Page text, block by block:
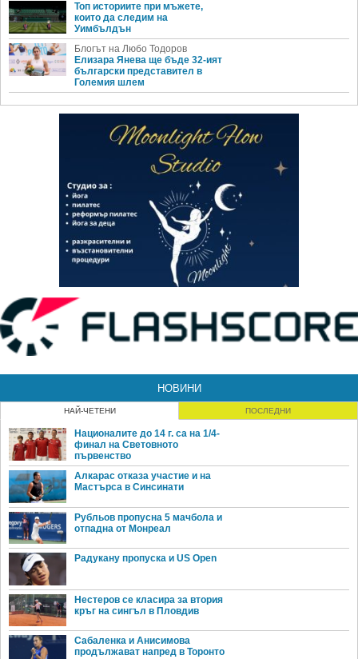
Топ историите при мъжете,
които да следим на
Уимбълдън
Блогът на Любо Тодоров
Елизара Янева ще бъде 32-ият
български представител в
Големия шлем
НОВИНИ
НАЙ-ЧЕТЕНИ ПОСЛЕДНИ
Националите до 14 г. са на 1/4-
финал на Световното
първенство
Алкарас отказа участие и на
Мастърса в Синсинати
Рубльов пропусна 5 мачбола и
отпадна от Монреал
Радукану пропуска и US Open
Нестеров се класира за втория
кръг на сингъл в Пловдив
Сабаленка и Анисимова
продължават напред в Торонто